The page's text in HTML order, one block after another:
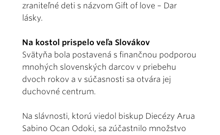
zraniteľné deti s názvom Gift of love – Dar
lásky.
Na kostol prispelo veľa Slovákov
Svätyňa bola postavená s finančnou podporou
mnohých slovenských darcov v priebehu
dvoch rokov a v súčasnosti sa otvára jej
duchovné centrum.
Na slávnosti, ktorú viedol biskup Diecézy Arua
Sabino Ocan Odoki, sa zúčastnilo množstvo